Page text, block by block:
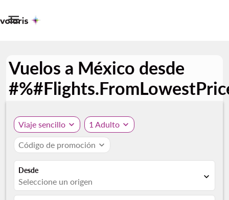

Vuelos a México desde
Viaje sencillo expand_more 1 Adulto expand_more
Código de promoción expand_more
Desde
Seleccione un origen expand_more